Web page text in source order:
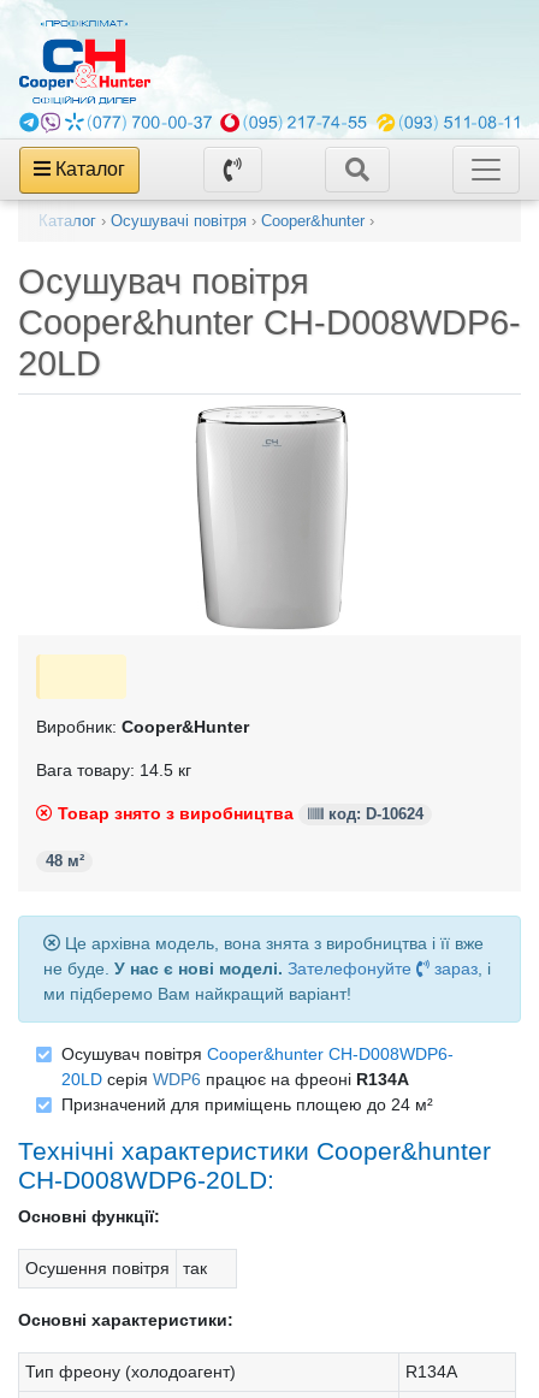
Каталог
Каталог › Осушувачі повітря › Cooper&hunter ›
Осушувач повітря
Cooper&hunter CH-D008WDP6-
20LD
Виробник: Cooper&Hunter
Вага товару: 14.5 кг
Товар знято з виробництва код: D-10624
48 м²
Це архівна модель, вона знята з виробництва і її вже
не буде. У нас є нові моделі. Зателефонуйте зараз , і
ми підберемо Вам найкращий варіант!
Осушувач повітря Cooper&hunter CH-D008WDP6-
20LD серія WDP6 працює на фреоні R134А
Призначений для приміщень площею до 24 м²
Технічні характеристики Cooper&hunter
CH-D008WDP6-20LD:
Основні функції:
Осушення повітря так
Основні характеристики:
Тип фреону (холодоагент)
R134А